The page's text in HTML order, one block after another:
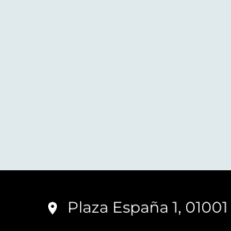
Plaza España 1,